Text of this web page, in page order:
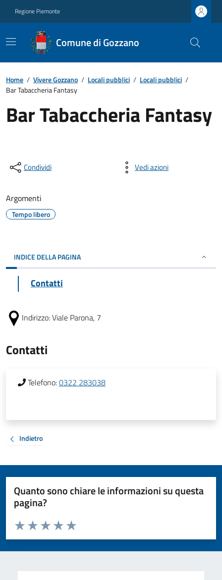
Regione Piemonte
Comune di Gozzano
Home / Vivere Gozzano / Locali pubblici / Locali pubblici /
Bar Tabaccheria Fantasy
Bar Tabaccheria Fantasy
Condividi Vedi azioni
Argomenti
Tempo libero
INDICE DELLA PAGINA
Contatti
Indirizzo:Viale Parona, 7
Contatti
Telefono:0322 283038
Indietro
Quanto sono chiare le informazioni su questa
pagina?
Valuta da 1 a 5 stelle la pagina
Valuta 5 stelle su 5
Valuta 4 stelle su 5
Valuta 3 stelle su 5
Valuta 2 stelle su 5
Valuta 1 stelle su 5